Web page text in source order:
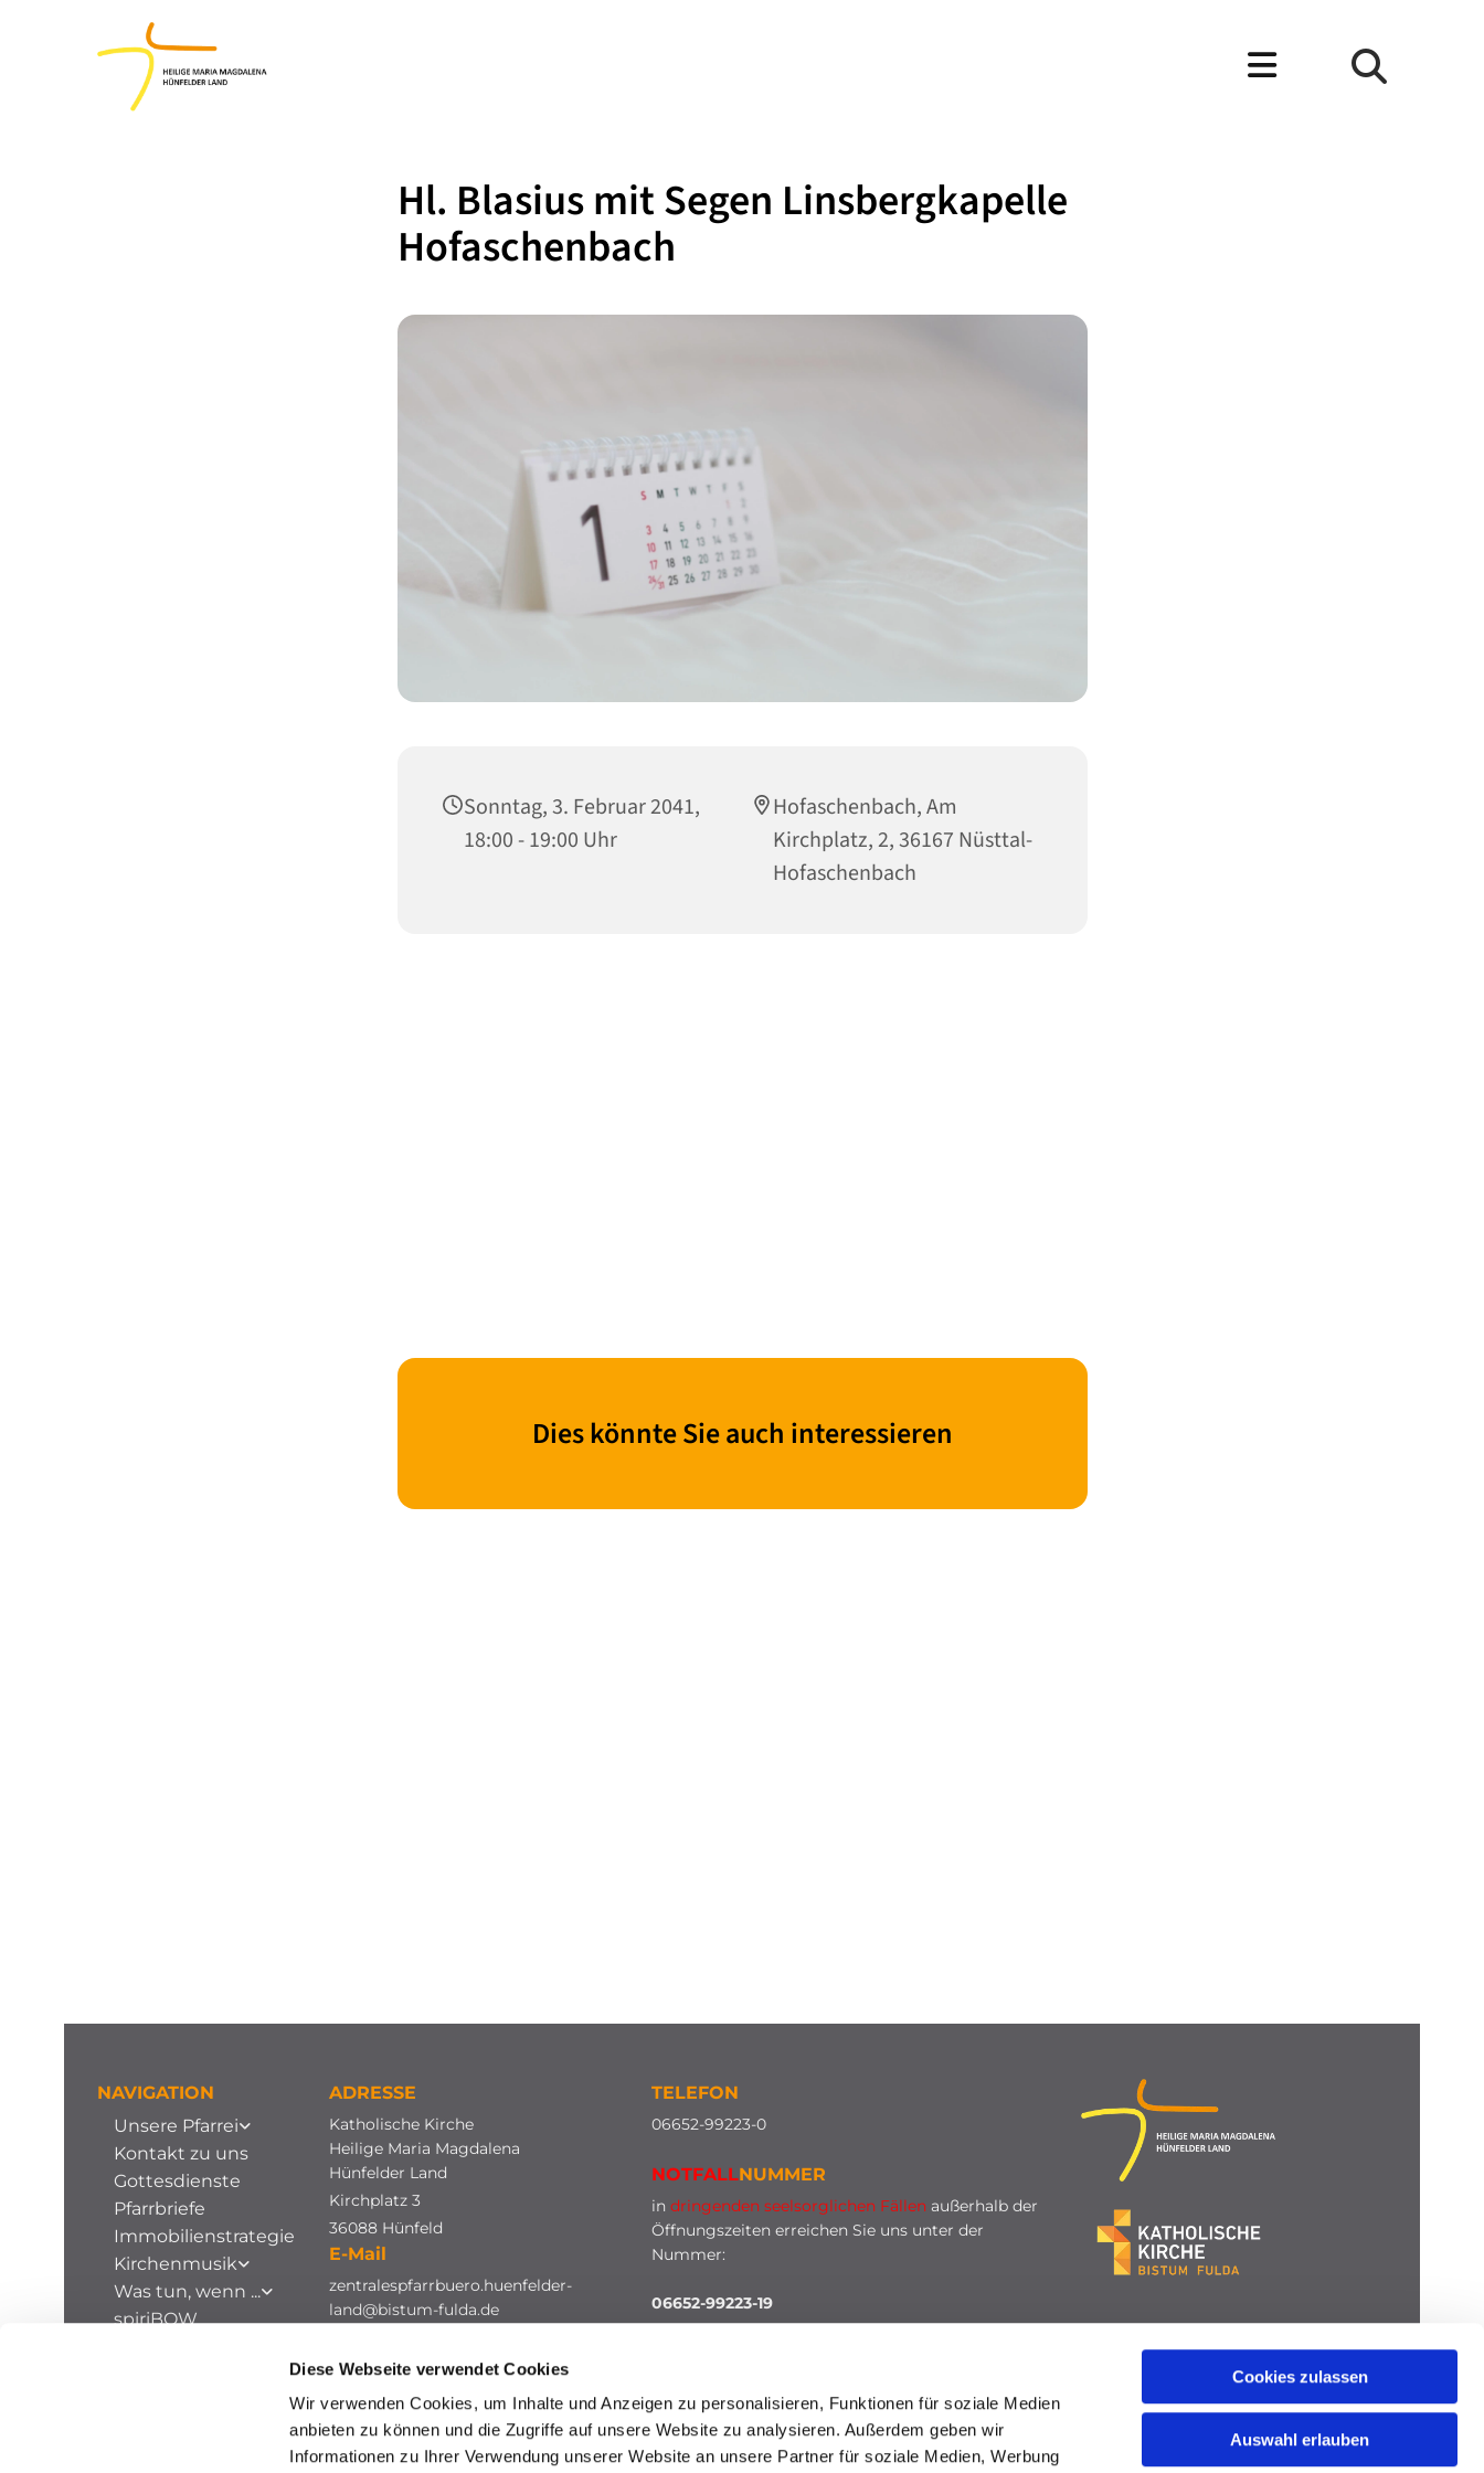
Diese Webseite verwendet Cookies
Wir verwenden Cookies, um Inhalte und Anzeigen zu personalisieren, Funktionen für soziale Medien
anbieten zu können und die Zugriffe auf unsere Website zu analysieren. Außerdem geben wir
Informationen zu Ihrer Verwendung unserer Website an unsere Partner für soziale Medien, Werbung
Cookies zulassen
Auswahl erlauben
Hl. Blasius mit Segen Linsbergkapelle
Hofaschenbach
Sonntag, 3. Februar 2041,
18:00 - 19:00 Uhr
Hofaschenbach, Am
Kirchplatz, 2, 36167 Nüsttal-
Hofaschenbach
Dies könnte Sie auch interessieren
NAVIGATION
Unsere Pfarrei
Kontakt zu uns
Gottesdienste
Pfarrbriefe
Immobilienstrategie
Kirchenmusik
Was tun, wenn ...
spiriBOW
ADRESSE
Katholische Kirche
Heilige Maria Magdalena
Hünfelder Land
Kirchplatz 3
36088 Hünfeld
E-Mail
zentralespfarrbuero.huenfelder-
land@bistum-fulda.de
TELEFON
06652-99223-0
NOTFALLNUMMER
in dringenden seelsorglichen Fällenaußerhalb der
Öffnungszeiten erreichen Sie uns unter der
Nummer:
06652-99223-19